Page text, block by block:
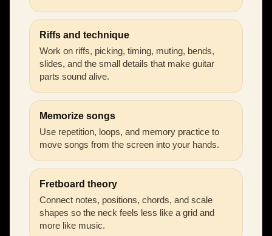
Riffs and technique
Work on riffs, picking, timing, muting, bends,
slides, and the small details that make guitar
parts sound alive.
Memorize songs
Use repetition, loops, and memory practice to
move songs from the screen into your hands.
Fretboard theory
Connect notes, positions, chords, and scale
shapes so the neck feels less like a grid and
more like music.